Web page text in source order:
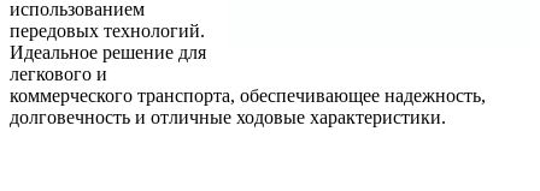
использованием
передовых технологий.
Идеальное решение для
легкового и
коммерческого транспорта, обеспечивающее надежность,
долговечность и отличные ходовые характеристики.